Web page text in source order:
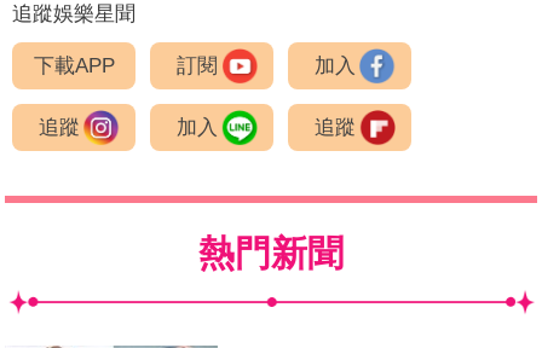
追蹤娛樂星聞
下載APP 訂閱 加入
追蹤 加入 追蹤
熱門新聞